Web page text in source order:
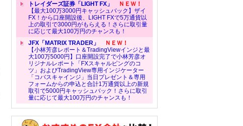
トレイダーズ証券「LIGHT FX」
ＮＥＷ！
【最大100万3000円キャッシュバック】ザイ
FX！から口座開設後、LIGHT FXで5万通貨以
上の取引で3000円がもらえる！さらに取引量
に応じて最大100万円のチャンスも！
JFX「MATRIX TRADER」
ＮＥＷ！
【小林芳彦レポート＆TradingViewインジと最
大100万5000円】口座開設完了で小林芳彦オ
リジナルレポート「FXスキャルピングのコ
ツ」およびTradingView専用インジケーター
「コバスキャインジ」当日プレゼント＆専用
フォームからの申込と合計1万通貨以上の新規
取引で5000円キャッシュバック！さらに取引
量に応じて最大100万円のチャンスも！